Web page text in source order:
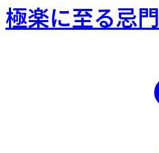
極楽に至る忌門